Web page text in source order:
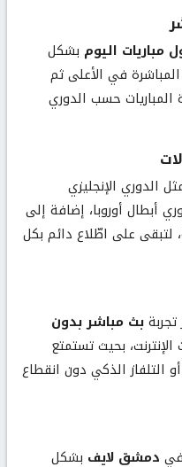
مباريات اليوم بشكل
في الأعلى ثم
المباريات حسب الدوري
الدوري الإنجليزي
أبطال أوروبا، إضافة إلى
لتبقى على اطّلاع دائم بكل
بث مباشر بدون
بحيث تستمتع
التلفاز الذكي دون انقطاع
في دمشق لايف بشكل